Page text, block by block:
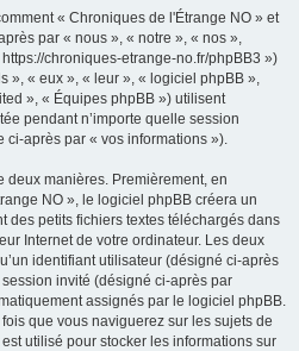
« Chroniques de l'Étrange NO » et
par « nous », « notre », « nos »,
chroniques-etrange-no.fr/phpBB3 »)
», « eux », « leur », « logiciel phpBB »,
», « Équipes phpBB ») utilisent
pendant n’importe quelle session
ci-après par « vos informations »).
deux manières. Premièrement, en
NO », le logiciel phpBB créera un
des petits fichiers textes téléchargés dans
Internet de votre ordinateur. Les deux
identifiant utilisateur (désigné ci-après
invité (désigné ci-après par
assignés par le logiciel phpBB.
que vous naviguerez sur les sujets de
utilisé pour stocker les informations sur